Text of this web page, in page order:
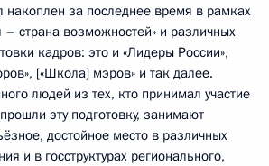
накоплен за последнее время в рамках
страна возможностей» и различных
кадров: это и «Лидеры России»,
[«Школа] мэров» и так далее.
людей из тех, кто принимал участие
эту подготовку, занимают
достойное место в различных
и в госструктурах регионального,